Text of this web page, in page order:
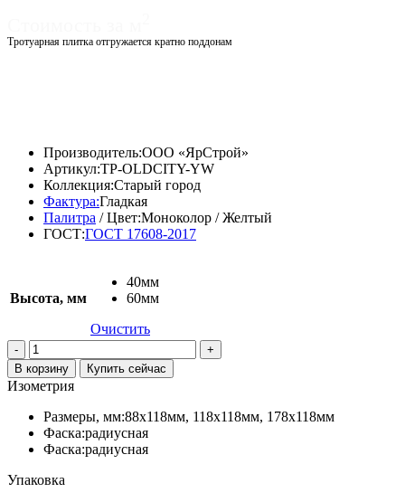
Тротуарная плитка отгружается кратно поддонам
1270,00 ₽
–
1092,20 ₽
Производитель:ООО «ЯрСтрой»
Артикул:TP-OLDCITY-YW
Коллекция:Старый город
Фактура:Гладкая
Палитра / Цвет:Моноколор / Желтый
ГОСТ:ГОСТ 17608-2017
Высота, мм
40мм
60мм
Очистить
Количество
товара
Тротуарная
плитка
«Старый
Город»,
Желтый
В корзину Купить сейчас
Изометрия
Размеры, мм:88х118мм, 118х118мм, 178х118мм
Фаска:радиусная
Фаска:радиусная
Упаковка